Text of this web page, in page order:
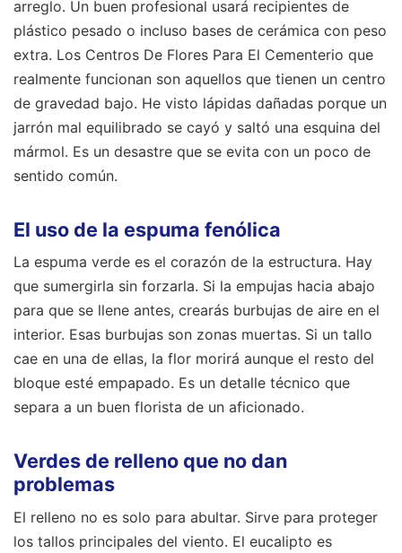
arreglo. Un buen profesional usará recipientes de
plástico pesado o incluso bases de cerámica con peso
extra. Los Centros De Flores Para El Cementerio que
realmente funcionan son aquellos que tienen un centro
de gravedad bajo. He visto lápidas dañadas porque un
jarrón mal equilibrado se cayó y saltó una esquina del
mármol. Es un desastre que se evita con un poco de
sentido común.
El uso de la espuma fenólica
La espuma verde es el corazón de la estructura. Hay
que sumergirla sin forzarla. Si la empujas hacia abajo
para que se llene antes, crearás burbujas de aire en el
interior. Esas burbujas son zonas muertas. Si un tallo
cae en una de ellas, la flor morirá aunque el resto del
bloque esté empapado. Es un detalle técnico que
separa a un buen florista de un aficionado.
Verdes de relleno que no dan
problemas
El relleno no es solo para abultar. Sirve para proteger
los tallos principales del viento. El eucalipto es